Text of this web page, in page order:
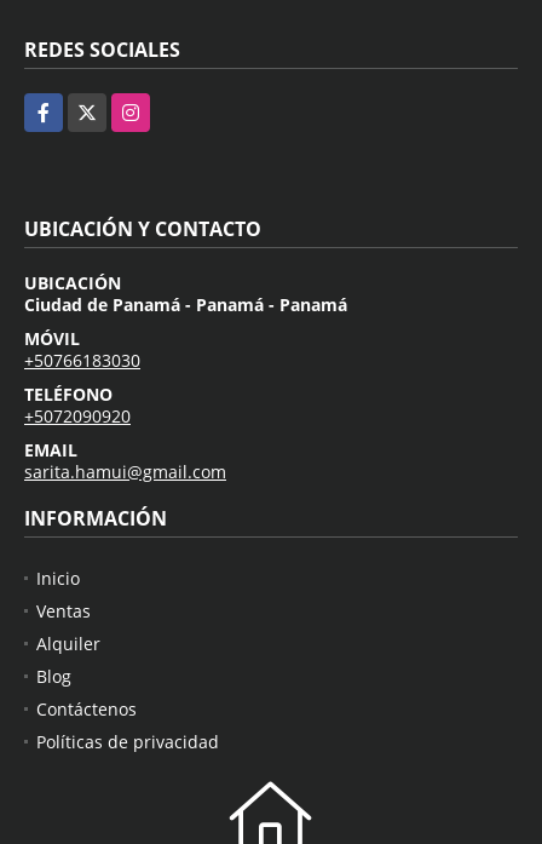
REDES SOCIALES
Facebook Instagram
UBICACIÓN Y CONTACTO
UBICACIÓN
Ciudad de Panamá - Panamá - Panamá
MÓVIL
+50766183030
TELÉFONO
+5072090920
EMAIL
sarita.hamui@gmail.com
INFORMACIÓN
Inicio
Ventas
Alquiler
Blog
Contáctenos
Políticas de privacidad